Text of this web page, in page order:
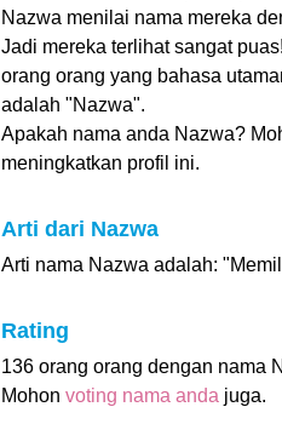
Nazwa menilai nama mereka
Jadi mereka terlihat sangat
orang orang yang bahasa
adalah "Nazwa".
Apakah nama anda Nazwa?
meningkatkan profil ini.
Arti dari Nazwa
Arti nama Nazwa adalah:
Rating
136 orang orang dengan nama
Mohon voting nama anda juga.